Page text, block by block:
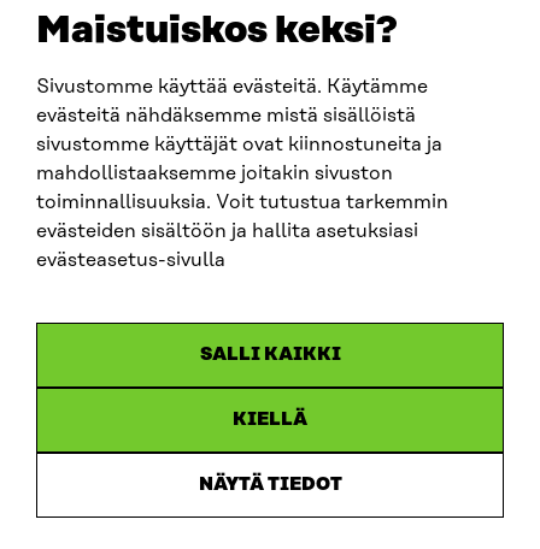
Maistuiskos keksi?
Sivustomme käyttää evästeitä. Käytämme
evästeitä nähdäksemme mistä sisällöistä
sivustomme käyttäjät ovat kiinnostuneita ja
mahdollistaaksemme joitakin sivuston
toiminnallisuuksia. Voit tutustua tarkemmin
evästeiden sisältöön ja hallita asetuksiasi
evästeasetus-sivulla
SALLI KAIKKI
KIELLÄ
NÄYTÄ TIEDOT
fornamn.efternamn@sitra.fi
SITRA PÅ SOCIALA MEDIER
LinkedIn
Instagram
YouTube
Tillgänglighetsutredning
Beskrivning av handlingsoffentligheten